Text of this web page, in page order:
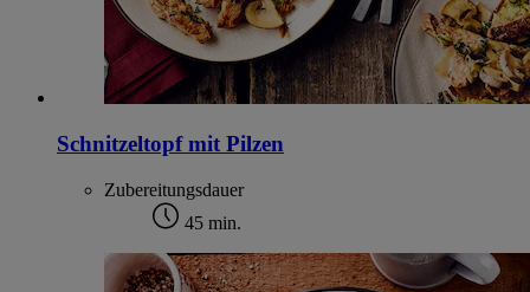
Schnitzeltopf mit Pilzen
Zubereitungsdauer
45 min.